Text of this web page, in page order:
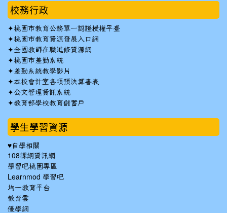
校務行政
✦桃園市教育公務單一認證授權平臺
✦桃園市教育資源發展入口網
✦全國教師在職進修資源網
✦桃園市差勤系統
✦ 差勤系統教學影片
✦本校會計室各項預決算書表
✦公文管理資訊系統
✦教育部學校教育儲蓄戶
學生學習資源
♥自學相關
108課綱資訊網
學習吧桃園專區
Learnmod 學習吧
均一教育平台
教育雲
優學網